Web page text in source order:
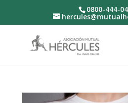
0800-444-